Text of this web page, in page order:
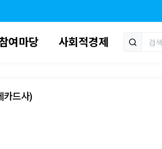
여마당 사회적경제
카드사)